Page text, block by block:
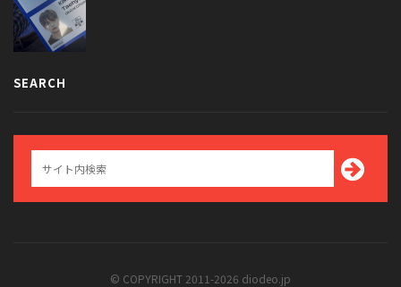
SEARCH
© COPYRIGHT 2011-2026 diodeo.jp